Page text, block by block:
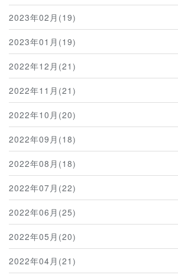
2023年02月(19)
2023年01月(19)
2022年12月(21)
2022年11月(21)
2022年10月(20)
2022年09月(18)
2022年08月(18)
2022年07月(22)
2022年06月(25)
2022年05月(20)
2022年04月(21)